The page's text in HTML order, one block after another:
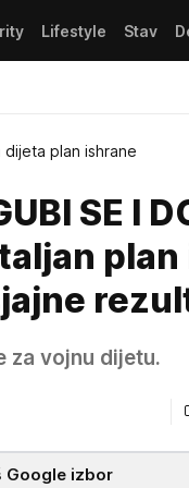
Lifestyle Stav
dijeta plan ishrane
SE I
plan
za vojnu dijetu.
Google izbor